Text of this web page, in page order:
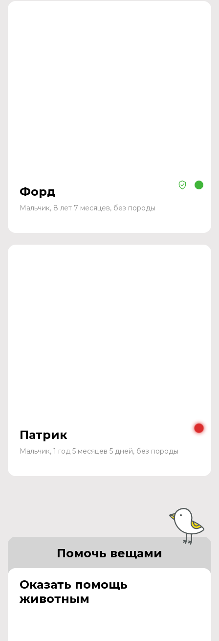
Форд
Мальчик, 8 лет 7 месяцев, без породы
Патрик
Мальчик, 1 год 5 месяцев 5 дней, без породы
Оказать помощь
животным
Помочь вещами